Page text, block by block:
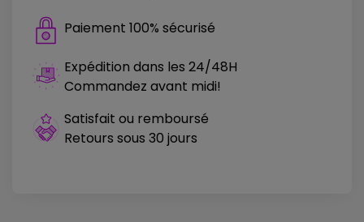
Paiement 100% sécurisé
Expédition dans les 24/48H
Commandez avant midi!
Satisfait ou remboursé
Retours sous 30 jours